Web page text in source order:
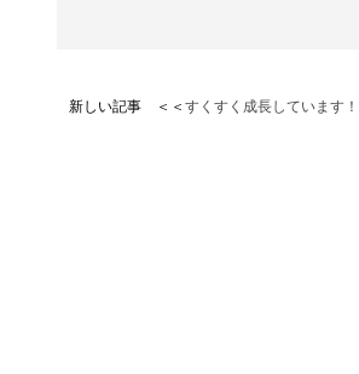
新しい記事 ＜＜すくすく成長しています！